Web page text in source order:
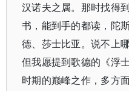
汉诺夫之属。那时找得
书，能到手的都读，陀
德、莎士比亚。说不上
但我愿提到歌德的《浮
时期的巅峰之作，多方